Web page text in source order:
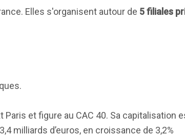
Elles s'organisent autour de 5 filiales
et figure au CAC 40. Sa capitalisation
milliards d’euros, en croissance de 3,2%